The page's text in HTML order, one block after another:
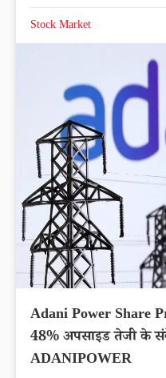
Stock Market
Adani Power Share
48% अपसाइड तेजी के
ADANIPOWER